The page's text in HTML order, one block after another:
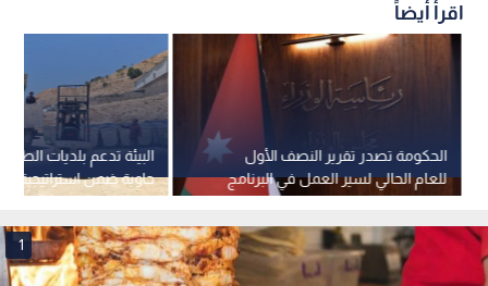
اقرأ أيضاً
2027)
الحكومة تصدر تقرير النصف الأول
للعام الحالي لسير العمل في البرنامج
التنفيذي الثاني لرؤية التحديث
الاقتصادي
1